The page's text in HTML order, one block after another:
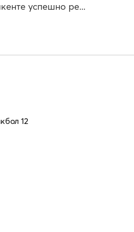
успешно ре...
12